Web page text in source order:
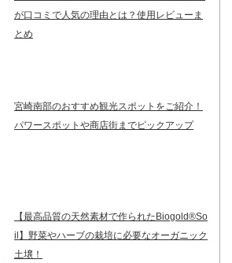
が口コミで人気の理由とは？使用レビューま
とめ
宮崎南部のおすすめ観光スポットをご紹介！
パワースポットや商店街までピックアップ
【最高品質の天然素材で作られたBiogold®So
il】野菜やハーブの栽培に必要なオーガニック
土壌！